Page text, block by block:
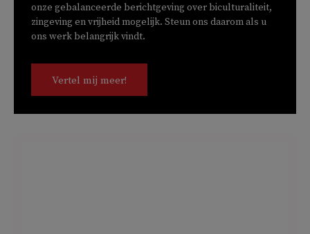
onze gebalanceerde berichtgeving over biculturaliteit,
zingeving en vrijheid mogelijk. Steun ons daarom als u
ons werk belangrijk vindt.
Vertel mij meer!